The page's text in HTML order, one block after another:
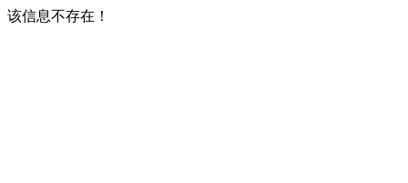
该信息不存在！